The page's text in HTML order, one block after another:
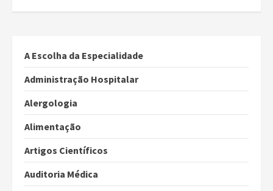
A Escolha da Especialidade
Administração Hospitalar
Alergologia
Alimentação
Artigos Científicos
Auditoria Médica